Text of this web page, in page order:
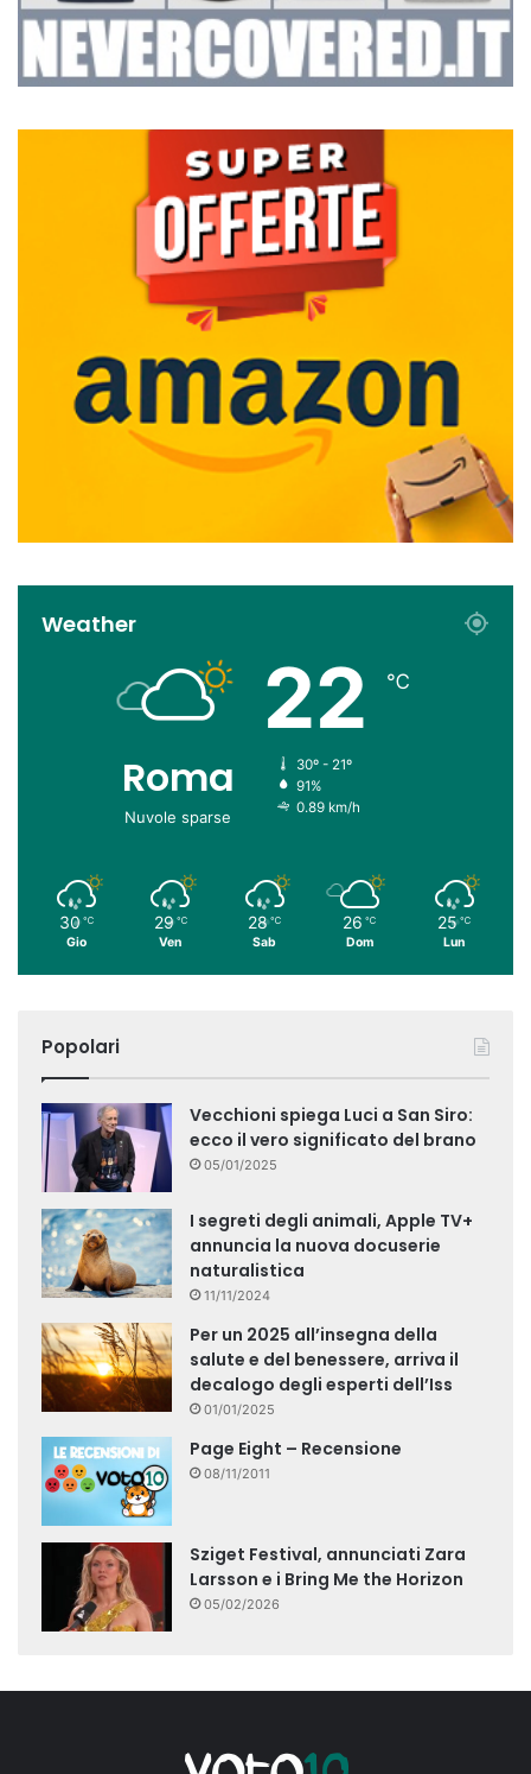
Weather
Roma
Nuvole sparse
22 ℃
30º - 21º
91%
0.89 km/h
30 ℃
Gio
29 ℃
Ven
28 ℃
Sab
26 ℃
Dom
25 ℃
Lun
Popolari
Vecchioni spiega Luci a San Siro:
ecco il vero significato del brano
05/01/2025
I segreti degli animali, Apple TV+
annuncia la nuova docuserie
naturalistica
11/11/2024
Per un 2025 all’insegna della
salute e del benessere, arriva il
decalogo degli esperti dell’Iss
01/01/2025
Page Eight – Recensione
08/11/2011
Sziget Festival, annunciati Zara
Larsson e i Bring Me the Horizon
05/02/2026